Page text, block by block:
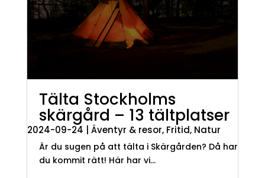
Tälta Stockholms
skärgård – 13 tältplatser
2024-09-24 | Äventyr & resor, Fritid, Natur
Är du sugen på att tälta i Skärgården? Då har
du kommit rätt! Här har vi...